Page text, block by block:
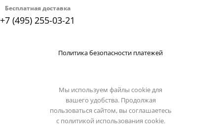
Бесплатная доставка
+7 (495) 255-03-21
Политика безопасности платежей
Мы используем файлы cookie для
вашего удобства. Продолжая
пользоваться сайтом, вы соглашаетесь
с политикой использования cookie.